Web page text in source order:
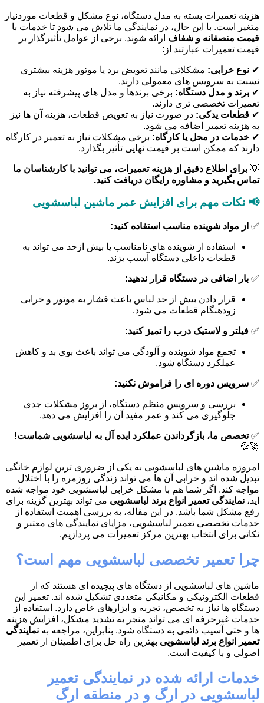
هزینه تعمیرات بسته به مدل دستگاه، نوع مشکل و قطعات موردنیاز
متغیر است. با این حال، در نمایندگی ما تلاش می شود تا خدمات با
قیمت منصفانه و شفاف ارائه شوند. برخی از عوامل تأثیرگذار بر
قیمت تعمیرات عبارتند از:
✔ نوع خرابی: مشکلاتی مانند تعویض برد یا موتور هزینه بیشتری
نسبت به سرویس های معمولی دارند.
✔ برند و مدل دستگاه: برخی برندها و مدل های پیشرفته نیاز به
تعمیرات تخصصی تری دارند.
✔ قطعات یدکی: در صورت نیاز به تعویض قطعات، هزینه آن ها نیز
به هزینه تعمیر اضافه می شود.
✔ خدمات در محل یا کارگاه: برخی مشکلات نیاز به تعمیر در کارگاه
دارند که ممکن است بر قیمت نهایی تأثیر بگذارد.
💡 برای اطلاع دقیق از هزینه تعمیرات، می توانید با کارشناسان ما
تماس بگیرید و مشاوره رایگان دریافت کنید.
📢 نکات مهم برای افزایش عمر ماشین لباسشویی
✅ از مواد شوینده مناسب استفاده کنید:
استفاده از شوینده های نامناسب یا بیش ازحد می تواند به
قطعات داخلی دستگاه آسیب بزند.
✅ بار اضافی در دستگاه قرار ندهید:
قرار دادن بیش از حد لباس باعث فشار به موتور و خرابی
زودهنگام قطعات می شود.
✅ فیلتر و لاستیک درب را تمیز کنید:
تجمع مواد شوینده و آلودگی می تواند باعث بوی بد و کاهش
عملکرد دستگاه شود.
✅ سرویس دوره ای را فراموش نکنید:
بررسی و سرویس منظم دستگاه، از بروز مشکلات جدی
جلوگیری می کند و عمر مفید آن را افزایش می دهد.
✅تخصص ما، بازگرداندن عملکرد ایده آل به لباسشویی شماست!
🚀💦
امروزه ماشین های لباسشویی به یکی از ضروری ترین لوازم خانگی
تبدیل شده اند و خرابی آن ها می تواند زندگی روزمره را با اختلال
مواجه کند. اگر شما هم با مشکل خرابی لباسشویی خود مواجه شده
اید، نمایندگی تعمیر انواع برند لباسشویی می تواند بهترین گزینه برای
رفع مشکل شما باشد. در این مقاله، به بررسی اهمیت استفاده از
خدمات تخصصی تعمیر لباسشویی، مزایای نمایندگی های معتبر و
نکاتی برای انتخاب بهترین مرکز تعمیرات می پردازیم.
چرا تعمیر تخصصی لباسشویی مهم است؟
ماشین های لباسشویی از دستگاه های پیچیده ای هستند که از
قطعات الکترونیکی و مکانیکی متعددی تشکیل شده اند. تعمیر این
دستگاه ها نیاز به تخصص، تجربه و ابزارهای خاص دارد. استفاده از
خدمات غیرحرفه ای می تواند منجر به تشدید مشکل، افزایش هزینه
ها و حتی آسیب دائمی به دستگاه شود. بنابراین، مراجعه به نمایندگی
تعمیر انواع برند لباسشویی بهترین راه حل برای اطمینان از تعمیر
اصولی و با کیفیت است.
خدمات ارائه شده در نمایندگی تعمیر
لباسشویی در ارگ و در منطقه ارگ